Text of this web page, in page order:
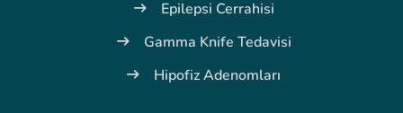
Epilepsi Cerrahisi
Gamma Knife Tedavisi
Hipofiz Adenomları